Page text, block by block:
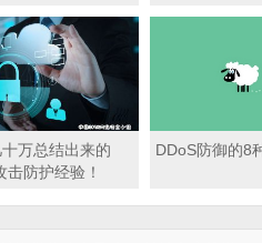
万总结出来的
击防护经验！
DDoS防御的8